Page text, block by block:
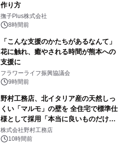
作り方
撫子Plus株式会社
8時間前
「こんな支援のかたちがあるなんて」
花に触れ、癒やされる時間が熊本への
支援に
フラワーライフ振興協議会
9時間前
野村工務店、北イタリア産の天然しっ
くい「マルモ」の壁を 全住宅で標準仕
様として採用「本当に良いものだけに
こだわる」
株式会社野村工務店
10時間前